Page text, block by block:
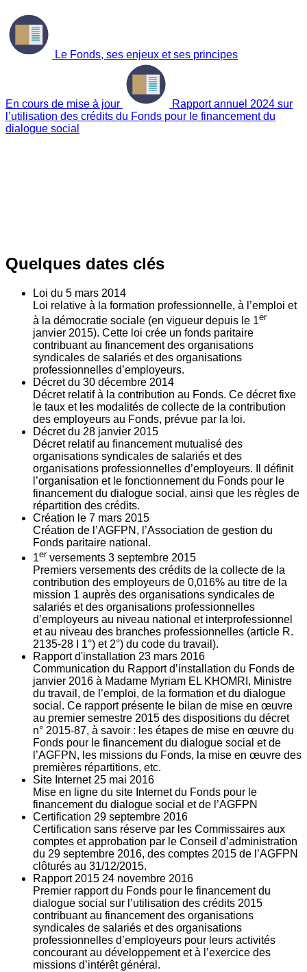
Le Fonds, ses enjeux et ses principes
En cours de mise à jour
Rapport annuel 2024 sur
l’utilisation des crédits du Fonds pour le financement du
dialogue social
Quelques dates clés
Loi du 5 mars 2014
Loi relative à la formation professionnelle, à l’emploi et
à la démocratie sociale (en vigueur depuis le 1er
janvier 2015). Cette loi crée un fonds paritaire
contribuant au financement des organisations
syndicales de salariés et des organisations
professionnelles d’employeurs.
Décret du 30 décembre 2014
Décret relatif à la contribution au Fonds. Ce décret fixe
le taux et les modalités de collecte de la contribution
des employeurs au Fonds, prévue par la loi.
Décret du 28 janvier 2015
Décret relatif au financement mutualisé des
organisations syndicales de salariés et des
organisations professionnelles d’employeurs. Il définit
l’organisation et le fonctionnement du Fonds pour le
financement du dialogue social, ainsi que les règles de
répartition des crédits.
Création le 7 mars 2015
Création de l’AGFPN, l’Association de gestion du
Fonds paritaire national.
1er versements 3 septembre 2015
Premiers versements des crédits de la collecte de la
contribution des employeurs de 0,016% au titre de la
mission 1 auprès des organisations syndicales de
salariés et des organisations professionnelles
d’employeurs au niveau national et interprofessionnel
et au niveau des branches professionnelles (article R.
2135‐28 I 1°) et 2°) du code du travail).
Rapport d'installation 23 mars 2016
Communication du Rapport d’installation du Fonds de
janvier 2016 à Madame Myriam EL KHOMRI, Ministre
du travail, de l’emploi, de la formation et du dialogue
social. Ce rapport présente le bilan de mise en œuvre
au premier semestre 2015 des dispositions du décret
n° 2015-87, à savoir : les étapes de mise en œuvre du
Fonds pour le financement du dialogue social et de
l’AGFPN, les missions du Fonds, la mise en œuvre des
premières répartitions, etc.
Site Internet 25 mai 2016
Mise en ligne du site Internet du Fonds pour le
financement du dialogue social et de l’AGFPN
Certification 29 septembre 2016
Certification sans réserve par les Commissaires aux
comptes et approbation par le Conseil d’administration
du 29 septembre 2016, des comptes 2015 de l’AGFPN
clôturés au 31/12/2015.
Rapport 2015 24 novembre 2016
Premier rapport du Fonds pour le financement du
dialogue social sur l’utilisation des crédits 2015
contribuant au financement des organisations
syndicales de salariés et des organisations
professionnelles d’employeurs pour leurs activités
concourant au développement et à l’exercice des
missions d’intérêt général.